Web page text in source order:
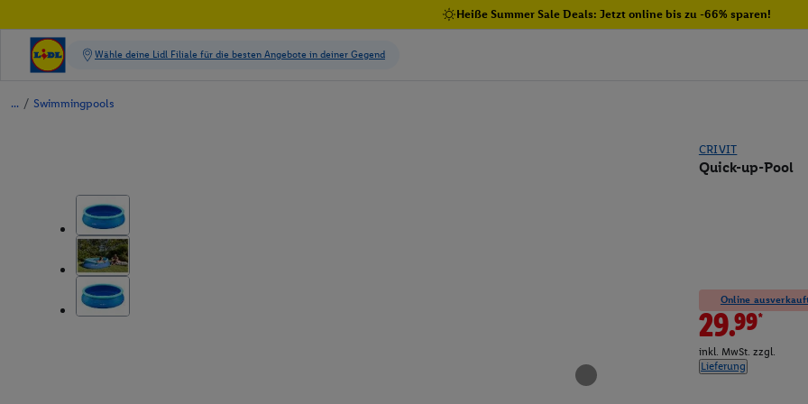
Heiße Summer Sale Deals: Jetzt online bis zu -66% sparen!
/ Swimmingpools
CRIVIT
Quick-up-Pool
Online
29.99*
inkl. MwSt. zzgl.
Lieferung